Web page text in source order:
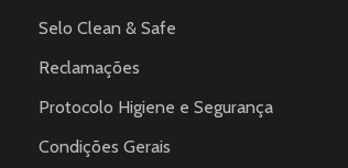
Selo Clean & Safe
Reclamações
Protocolo Higiene e Segurança
Condições Gerais